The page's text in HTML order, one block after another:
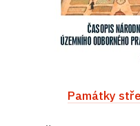
Památky